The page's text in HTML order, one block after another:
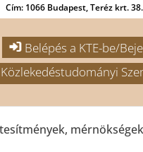
Cím: 1066 Budapest, Teréz krt.
Belépés a KTE-be/
Közlekedéstudományi